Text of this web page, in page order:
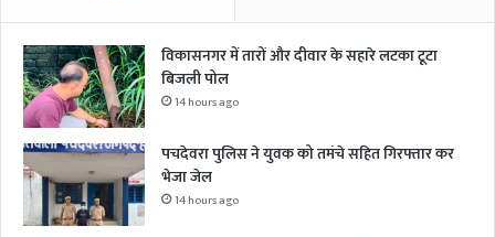
विकासनगर में तारों और दीवार के सहारे लटका टूटा
बिजली पोल
14 hours ago
पचदेवरा पुलिस ने युवक को तमंचे सहित गिरफ्तार कर
भेजा जेल
14 hours ago